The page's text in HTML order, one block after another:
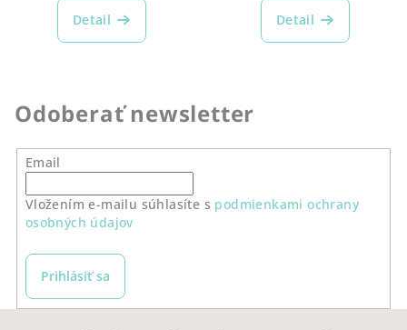
Detail Detail
Odoberať newsletter
Email
Vložením e-mailu súhlasíte s podmienkami ochrany
osobných údajov
Prihlásiť sa